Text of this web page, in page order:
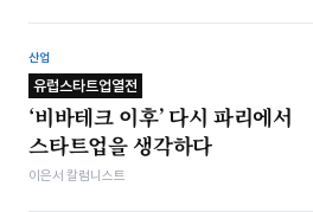
산업
유럽스타트업열전
‘비바테크 이후’ 다시 파리에서
스타트업을 생각하다
이은서 칼럼니스트